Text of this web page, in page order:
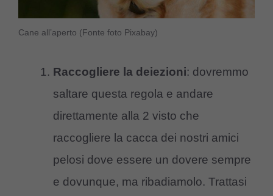
Cane all’aperto (Fonte foto Pixabay)
Raccogliere la deiezioni: dovremmo
saltare questa regola e andare
direttamente alla 2 visto che
raccogliere la cacca dei nostri amici
pelosi dove essere un dovere sempre
e dovunque, ma ribadiamolo. Trattasi